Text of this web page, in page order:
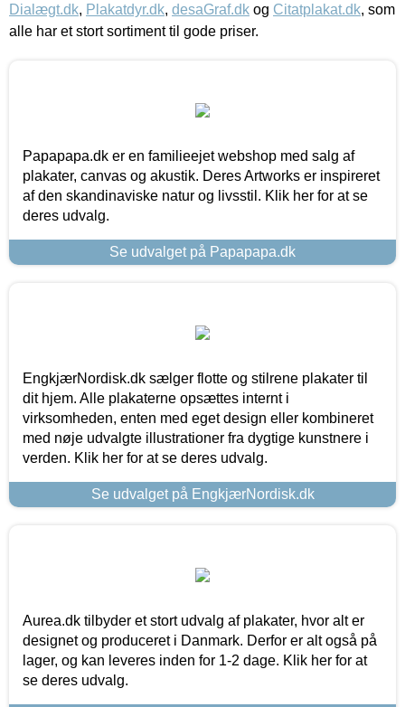
Dialægt.dk, Plakatdyr.dk, desaGraf.dk og Citatplakat.dk, som
alle har et stort sortiment til gode priser.
Papapapa.dk er en familieejet webshop med salg af
plakater, canvas og akustik. Deres Artworks er inspireret
af den skandinaviske natur og livsstil. Klik her for at se
deres udvalg.
Se udvalget på Papapapa.dk
EngkjærNordisk.dk sælger flotte og stilrene plakater til
dit hjem. Alle plakaterne opsættes internt i
virksomheden, enten med eget design eller kombineret
med nøje udvalgte illustrationer fra dygtige kunstnere i
verden. Klik her for at se deres udvalg.
Se udvalget på EngkjærNordisk.dk
Aurea.dk tilbyder et stort udvalg af plakater, hvor alt er
designet og produceret i Danmark. Derfor er alt også på
lager, og kan leveres inden for 1-2 dage. Klik her for at
se deres udvalg.